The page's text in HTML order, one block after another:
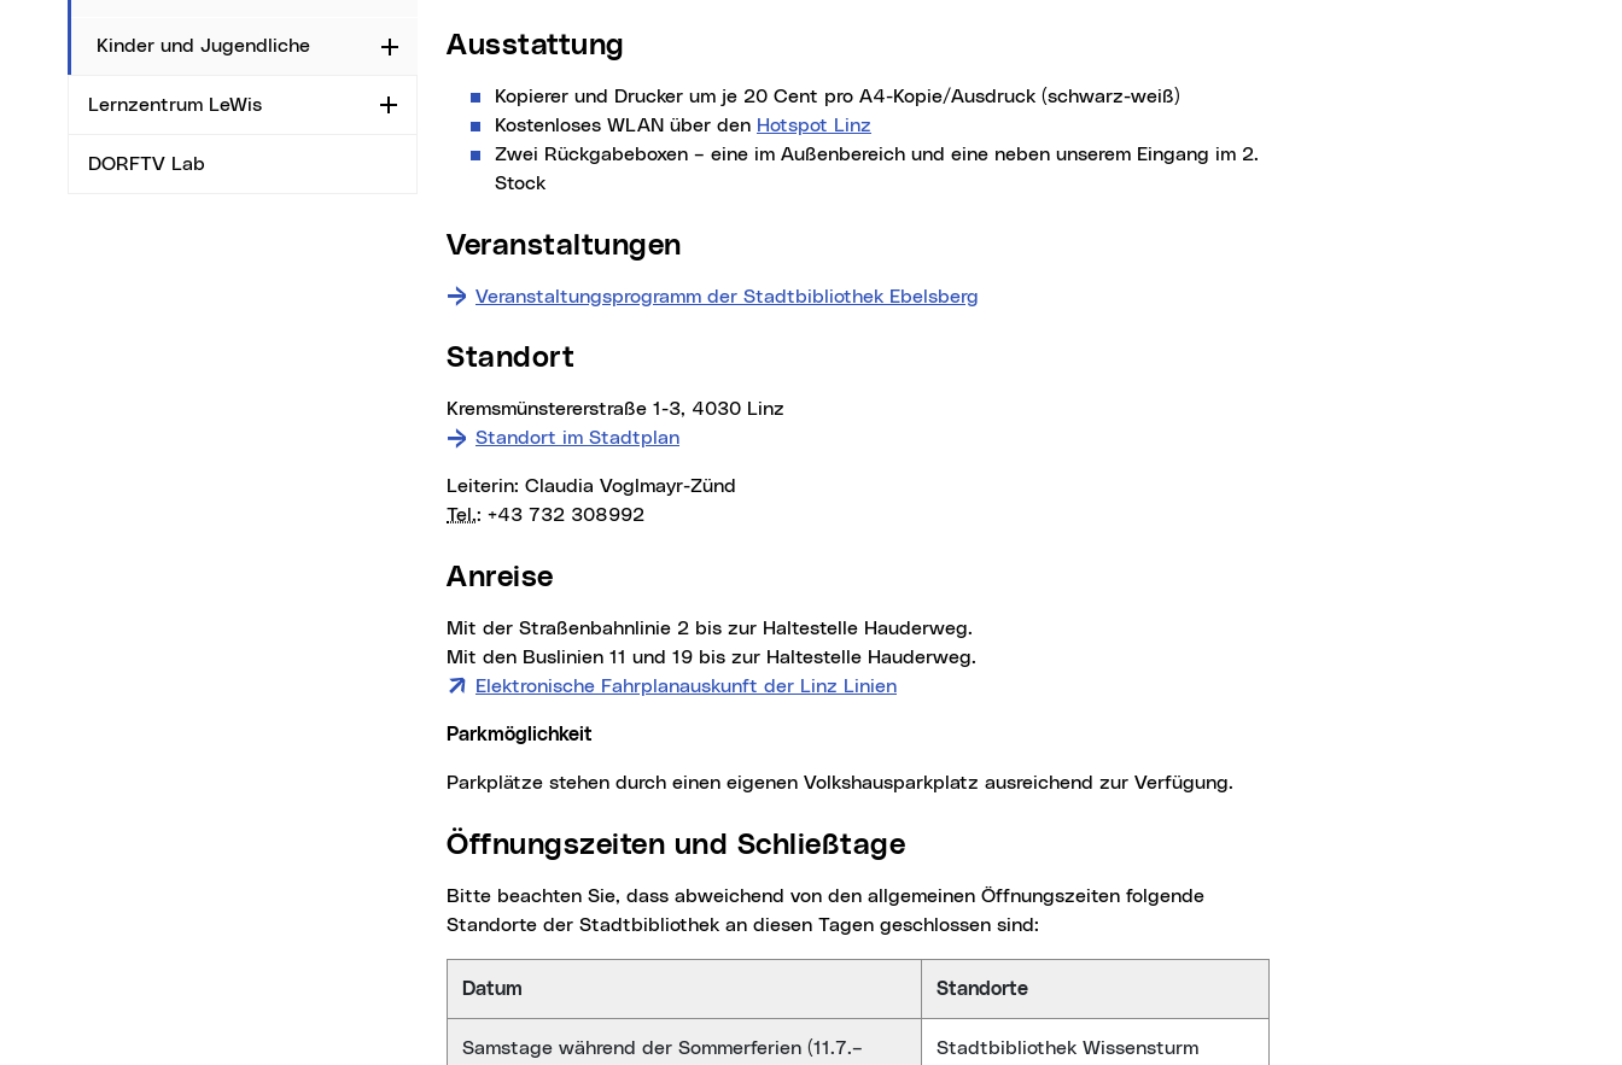
Kinder und Jugendliche Aufklappen
Lernzentrum LeWis Aufklappen
DORFTV Lab
Ausstattung
Kopierer und Drucker um je 20 Cent pro A4-Kopie/Ausdruck (schwarz-weiß)
Kostenloses WLAN über den Hotspot Linz
Zwei Rückgabeboxen – eine im Außenbereich und eine neben unserem Eingang im 2.
Stock
Veranstaltungen
Veranstaltungsprogramm der Stadtbibliothek Ebelsberg
Standort
Kremsmünstererstraße 1-3, 4030 Linz
Standort im Stadtplan
Leiterin: Claudia Voglmayr-Zünd
Tel.: +43 732 308992
Anreise
Mit der Straßenbahnlinie 2 bis zur Haltestelle Hauderweg.
Mit den Buslinien 11 und 19 bis zur Haltestelle Hauderweg.
Elektronische Fahrplanauskunft der Linz Linien
Parkmöglichkeit
Parkplätze stehen durch einen eigenen Volkshausparkplatz ausreichend zur Verfügung.
Öffnungszeiten und Schließtage
Bitte beachten Sie, dass abweichend von den allgemeinen Öffnungszeiten folgende
Standorte der Stadtbibliothek an diesen Tagen geschlossen sind:
Datum Standorte
Samstage während der Sommerferien (11.7.–
Stadtbibliothek Wissensturm